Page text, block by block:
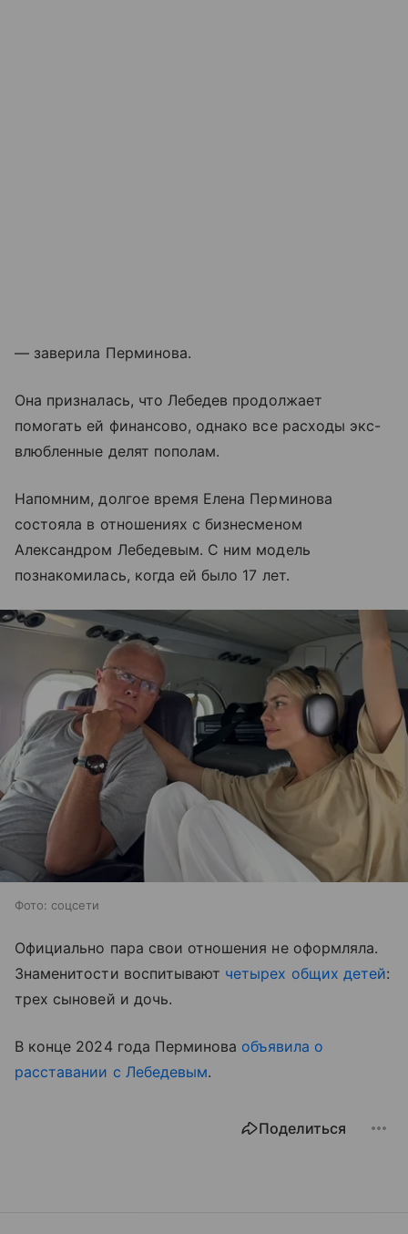
— заверила Перминова.
Она призналась, что Лебедев продолжает
помогать ей финансово, однако все расходы экс-
влюбленные делят пополам.
Напомним, долгое время Елена Перминова
состояла в отношениях с бизнесменом
Александром Лебедевым. С ним модель
познакомилась, когда ей было 17 лет.
Фото: соцсети
Официально пара свои отношения не оформляла.
Знаменитости воспитывают четырех общих детей:
трех сыновей и дочь.
В конце 2024 года Перминова объявила о
расставании с Лебедевым.
Поделиться